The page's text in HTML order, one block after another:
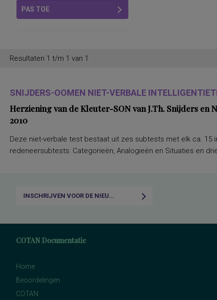
PAS TOE
Resultaten 1 t/m 1 van 1
SNIJDERS-OOMEN NIET-VERBALE
Herziening van de Kleuter-SON van J.Th. Snijders en
2010
Deze niet-verbale test bestaat uit zes subtests met elk ca. 15
redeneersubtests: Categorieën, Analogieën en Situaties en
INSCHRIJVEN VOOR DE NIEUWSBRIEF
COTAN Documentatie
Home
Beoordelingen
COTAN